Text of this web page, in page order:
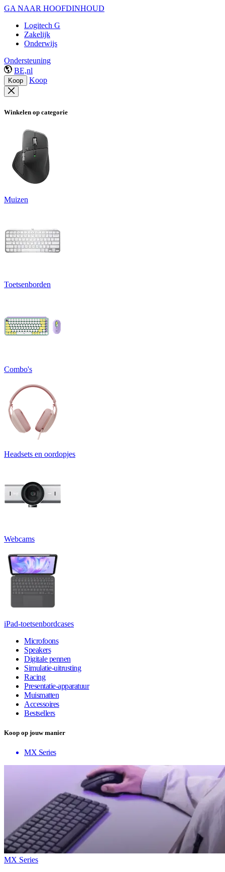
GA NAAR HOOFDINHOUD
Logitech G
Zakelijk
Onderwijs
Ondersteuning
BE,nl
Koop Koop
Winkelen op categorie
Muizen
Toetsenborden
Combo's
Headsets en oordopjes
Webcams
iPad-toetsenbordcases
Microfoons
Speakers
Digitale pennen
Simulatie-uitrusting
Racing
Presentatie-apparatuur
Muismatten
Accessoires
Bestsellers
Koop op jouw manier
MX Series
MX Series